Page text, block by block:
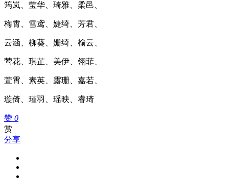
筠岚、莹华、琦雅、柔邑、
梅霄、雪鸢、婕绮、芳君、
云涵、柳葵、姗绮、榆云、
莺花、琪芷、美伊、翎菲、
萱霄、素英、露珊、嘉若、
璇倚、瑾羽、瑶映、睿琦
赞 0
赏
分享